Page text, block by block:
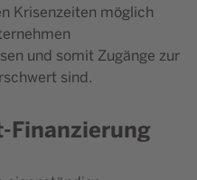
Krisenzeiten möglich
und somit Zugänge zur
sind.
Finanzierung